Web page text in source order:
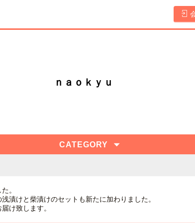
ｎａｏｋｙｕ
CATEGORY
。
漬けと柴漬けのセットも新たに加わりました。
け致します。